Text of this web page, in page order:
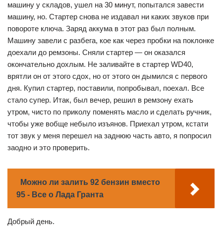
машину у складов, ушел на 30 минут, попытался завести
машину, но. Стартер снова не издавал ни каких звуков при
повороте ключа. Заряд аккума в этот раз был полным.
Машину завели с разбега, кое как через пробки на поклонке
доехали до ремзоны. Сняли стартер — он оказался
окончательно дохлым. Не заливайте в стартер WD40,
врятли он от этого сдох, но от этого он дымился с первого
дня. Купил стартер, поставили, попробывал, поехал. Все
стало супер. Итак, был вечер, решил в ремзону ехать
утром, чисто по приколу поменять масло и сделать ручник,
чтобы уже вобще небыло изъянов. Приехал утром, кстати
тот звук у меня перешел на заднюю часть авто, я попросил
заодно и это проверить.
Можно ли залить 92 бензин вместо
95 - Все о Лада Гранта
Добрый день.